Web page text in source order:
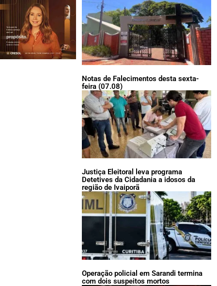
Notas de Falecimentos desta sexta-
feira (07.08)
Justiça Eleitoral leva programa
Detetives da Cidadania a idosos da
região de Ivaiporã
Operação policial em Sarandi termina
com dois suspeitos mortos